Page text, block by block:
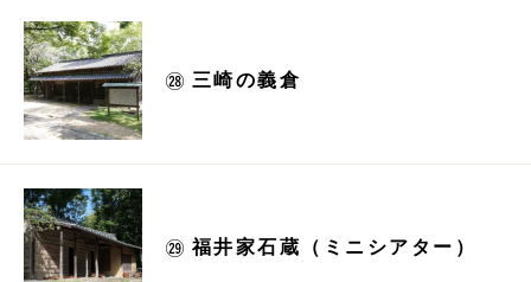
三崎の義倉
福井家石蔵（ミニシアター）